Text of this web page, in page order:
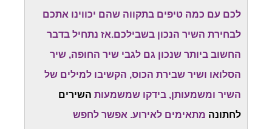
לכם עם כמה טיפים בתקווה שהם יכווינו אתכם
לבחירת השיר הנכון בשבילכם.אז נתחיל בדבר
החשוב ביותר שנכון גם לגבי שיר החופה, שיר
הסלואו ושיר שבירת הכוס, הקשיבו למילים של
השיר ומשמעותן, בידקו שמשמעות השירים
לחתונה מתאימים לאירוע. אפשר לחפש